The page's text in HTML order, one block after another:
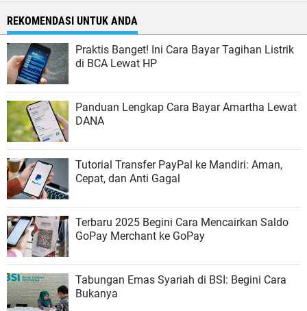
REKOMENDASI UNTUK ANDA
Praktis Banget! Ini Cara Bayar Tagihan Listrik
di BCA Lewat HP
Panduan Lengkap Cara Bayar Amartha Lewat
DANA
Tutorial Transfer PayPal ke Mandiri: Aman,
Cepat, dan Anti Gagal
Terbaru 2025 Begini Cara Mencairkan Saldo
GoPay Merchant ke GoPay
Tabungan Emas Syariah di BSI: Begini Cara
Bukanya